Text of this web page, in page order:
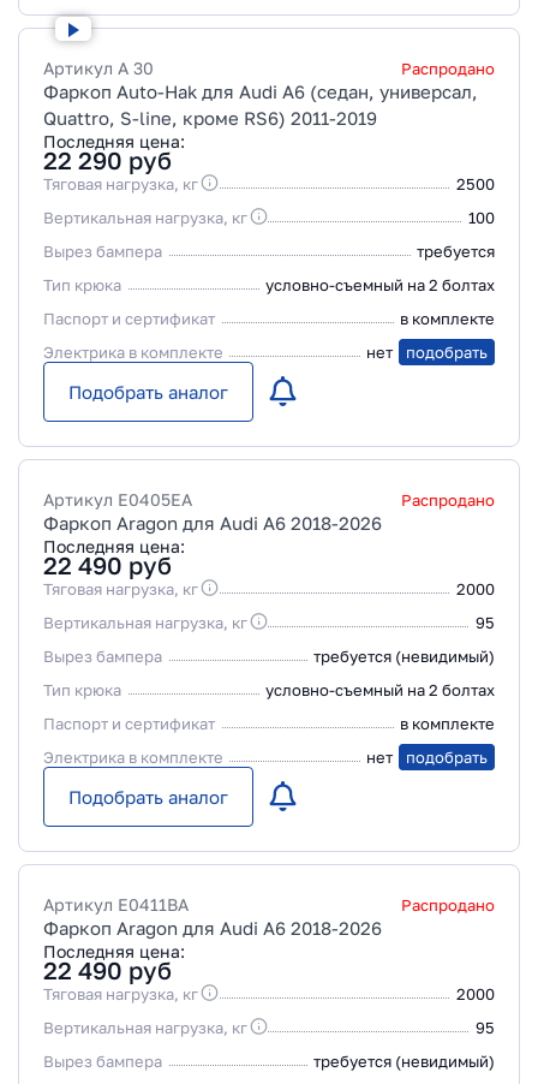
Артикул A 30 Распродано
Фаркоп Auto-Hak для Audi A6 (седан, универсал,
Quattro, S-line, кроме RS6) 2011-2019
Последняя цена:
22 290 руб
Тяговая нагрузка, кг
2500
Вертикальная нагрузка, кг
100
Вырез бампера
требуется
Тип крюка
условно-съемный на 2 болтах
Паспорт и сертификат
в комплекте
Электрика в комплекте
нет подобрать
Подобрать аналог
Артикул E0405EA Распродано
Фаркоп Aragon для Audi A6 2018-2026
Последняя цена:
22 490 руб
Тяговая нагрузка, кг
2000
Вертикальная нагрузка, кг
95
Вырез бампера
требуется (невидимый)
Тип крюка
условно-съемный на 2 болтах
Паспорт и сертификат
в комплекте
Электрика в комплекте
нет подобрать
Подобрать аналог
Артикул E0411BA Распродано
Фаркоп Aragon для Audi A6 2018-2026
Последняя цена:
22 490 руб
Тяговая нагрузка, кг
2000
Вертикальная нагрузка, кг
95
Вырез бампера
требуется (невидимый)